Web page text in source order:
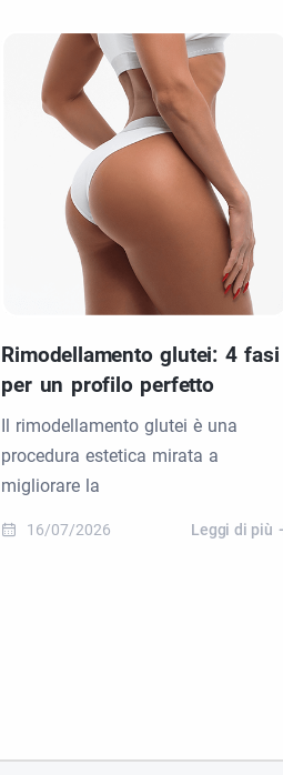
Rimodellamento glutei: 4 fasi
per un profilo perfetto
Il rimodellamento glutei è una
procedura estetica mirata a
migliorare la
16/07/2026 Leggi di più